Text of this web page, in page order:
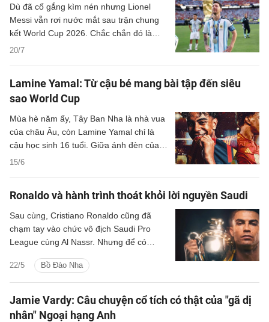
20/7
Dù đã cố gắng kìm nén nhưng Lionel
Messi vẫn rơi nước mắt sau trận chung
kết World Cup 2026. Chắc chắn đó là
những giọt nước mắt tiếc nuối, nhưng có
Lamine Yamal: Từ cậu bé mang bài tập đến siêu
sao World Cup
15/6
Mùa hè năm ấy, Tây Ban Nha là nhà vua
của châu Âu, còn Lamine Yamal chỉ là
cậu học sinh 16 tuổi. Giữa ánh đèn của
những trận cầu lớn nhất EURO, cậu vẫn
Ronaldo và hành trình thoát khỏi lời nguyền Saudi
22/5 Bồ Đào Nha
Sau cùng, Cristiano Ronaldo cũng đã
chạm tay vào chức vô địch Saudi Pro
League cùng Al Nassr. Nhưng để có
Đào Nha đã phải chờ đợi suốt ba năm
rưỡi, trải qua vô số thất bại, tranh cãi và
cả những giọt nước mắt.
Jamie Vardy: Câu chuyện cổ tích có thật của "gã dị
nhân" Ngoại hạng Anh